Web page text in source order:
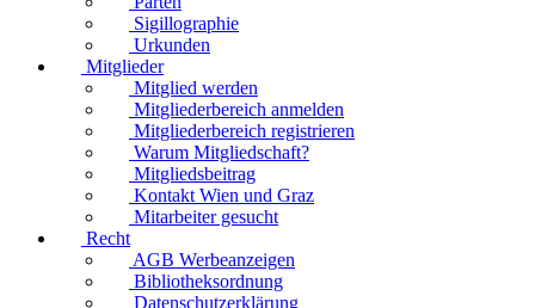
Sigillographie
Urkunden
Mitglieder
Mitglied werden
Mitgliederbereich anmelden
Mitgliederbereich registrieren
Warum Mitgliedschaft?
Mitgliedsbeitrag
Kontakt Wien und Graz
Mitarbeiter gesucht
Recht
AGB Werbeanzeigen
Bibliotheksordnung
Datenschutzerklärung